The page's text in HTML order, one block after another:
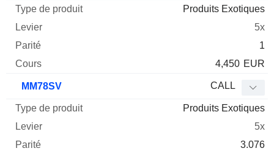
Produits Exotiques
5x
1
4,450 EUR
MM78SV CALL
Produits Exotiques
5x
3.076